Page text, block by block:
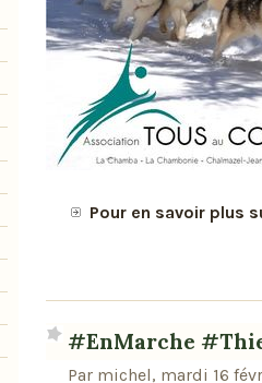
Pour en savoir plus
#EnMarche
Par michel, mardi 16